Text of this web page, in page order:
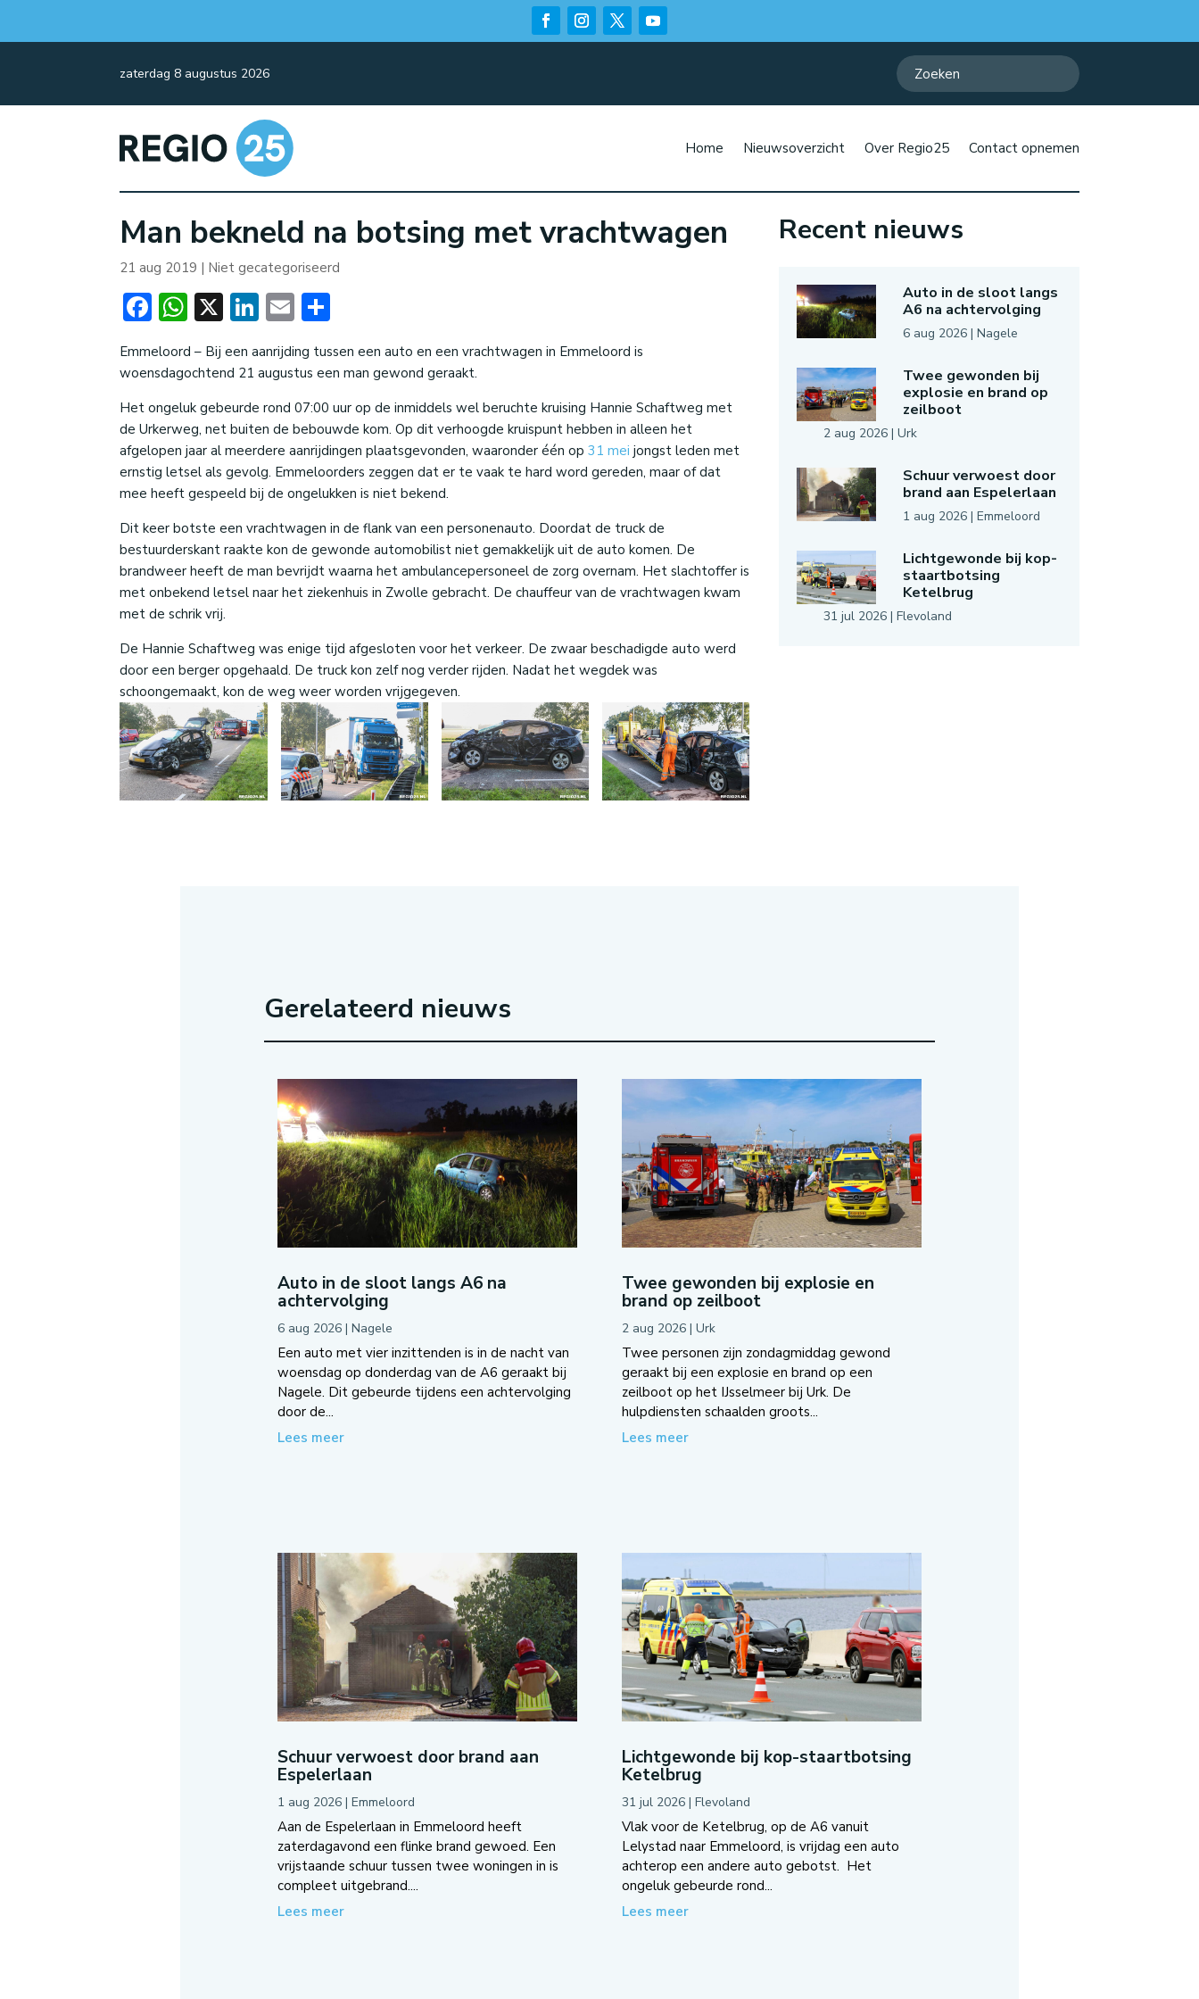
zaterdag 8 augustus 2026
Home Nieuwsoverzicht Over Regio25 Contact opnemen
Man bekneld na botsing met vrachtwagen
21 aug 2019 | Niet gecategoriseerd
Facebook
WhatsApp
X LinkedIn
Email
Emmeloord – Bij een aanrijding tussen een auto en een vrachtwagen in Emmeloord is
woensdagochtend 21 augustus een man gewond geraakt.
Het ongeluk gebeurde rond 07:00 uur op de inmiddels wel beruchte kruising Hannie Schaftweg met
de Urkerweg, net buiten de bebouwde kom. Op dit verhoogde kruispunt hebben in alleen het
afgelopen jaar al meerdere aanrijdingen plaatsgevonden, waaronder één op31 mei jongst leden met
ernstig letsel als gevolg. Emmeloorders zeggen dat er te vaak te hard word gereden, maar of dat
mee heeft gespeeld bij de ongelukken is niet bekend.
Dit keer botste een vrachtwagen in de flank van een personenauto. Doordat de truck de
bestuurderskant raakte kon de gewonde automobilist niet gemakkelijk uit de auto komen. De
brandweer heeft de man bevrijdt waarna het ambulancepersoneel de zorg overnam. Het slachtoffer is
met onbekend letsel naar het ziekenhuis in Zwolle gebracht. De chauffeur van de vrachtwagen kwam
met de schrik vrij.
De Hannie Schaftweg was enige tijd afgesloten voor het verkeer. De zwaar beschadigde auto werd
door een berger opgehaald. De truck kon zelf nog verder rijden. Nadat het wegdek was
schoongemaakt, kon de weg weer worden vrijgegeven.
Recent nieuws
Auto in de sloot langs
A6 na achtervolging
6 aug 2026| Nagele
Twee gewonden bij
explosie en brand op
zeilboot
2 aug 2026| Urk
Schuur verwoest door
brand aan Espelerlaan
1 aug 2026| Emmeloord
Lichtgewonde bij kop-
staartbotsing
Ketelbrug
31 jul 2026| Flevoland
Gerelateerd nieuws
Auto in de sloot langs A6 na
achtervolging
6 aug 2026| Nagele
Een auto met vier inzittenden is in de nacht van
woensdag op donderdag van de A6 geraakt bij
Nagele. Dit gebeurde tijdens een achtervolging
door de...
Lees meer
Twee gewonden bij explosie en
brand op zeilboot
2 aug 2026| Urk
Twee personen zijn zondagmiddag gewond
geraakt bij een explosie en brand op een
zeilboot op het IJsselmeer bij Urk. De
hulpdiensten schaalden groots...
Lees meer
Schuur verwoest door brand aan
Espelerlaan
1 aug 2026| Emmeloord
Aan de Espelerlaan in Emmeloord heeft
zaterdagavond een flinke brand gewoed. Een
vrijstaande schuur tussen twee woningen in is
compleet uitgebrand....
Lees meer
Lichtgewonde bij kop-staartbotsing
Ketelbrug
31 jul 2026| Flevoland
Vlak voor de Ketelbrug, op de A6 vanuit
Lelystad naar Emmeloord, is vrijdag een auto
achterop een andere auto gebotst. Het
ongeluk gebeurde rond...
Lees meer